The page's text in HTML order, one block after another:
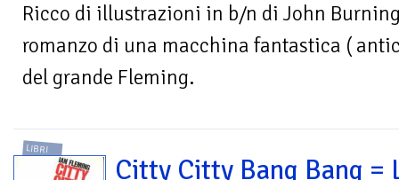
Ricco di illustrazioni in b/n di John
romanzo di una macchina fantastica (
del grande Fleming.
LIBRI
Citty Citty Bang Bang =